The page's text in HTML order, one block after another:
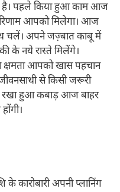
पहले किया हुआ काम आज
आपको मिलेगा। आज
चलें। अपने जज़्बात काबू में
के नये रास्ते मिलेंगे।
क्षमता आपको खास पहचान
से किसी जरूरी
रखा हुआ कबाड़ आज बाहर
कारोबारी अपनी प्लानिंग